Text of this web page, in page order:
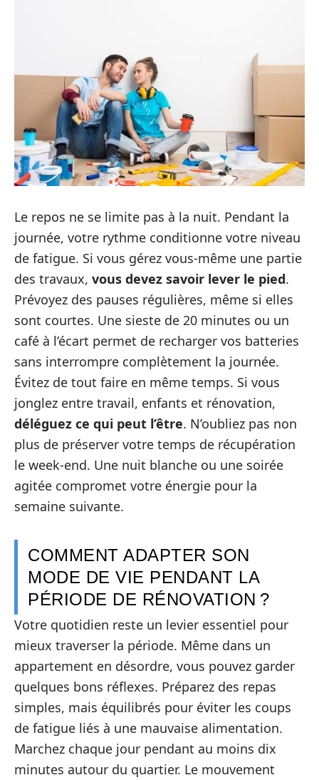
Le repos ne se limite pas à la nuit. Pendant la
journée, votre rythme conditionne votre niveau
de fatigue. Si vous gérez vous-même une partie
des travaux, vous devez savoir lever le pied.
Prévoyez des pauses régulières, même si elles
sont courtes. Une sieste de 20 minutes ou un
café à l’écart permet de recharger vos batteries
sans interrompre complètement la journée.
Évitez de tout faire en même temps. Si vous
jonglez entre travail, enfants et rénovation,
déléguez ce qui peut l’être. N’oubliez pas non
plus de préserver votre temps de récupération
le week-end. Une nuit blanche ou une soirée
agitée compromet votre énergie pour la
semaine suivante.
COMMENT ADAPTER SON
MODE DE VIE PENDANT LA
PÉRIODE DE RÉNOVATION ?
Votre quotidien reste un levier essentiel pour
mieux traverser la période. Même dans un
appartement en désordre, vous pouvez garder
quelques bons réflexes. Préparez des repas
simples, mais équilibrés pour éviter les coups
de fatigue liés à une mauvaise alimentation.
Marchez chaque jour pendant au moins dix
minutes autour du quartier. Le mouvement